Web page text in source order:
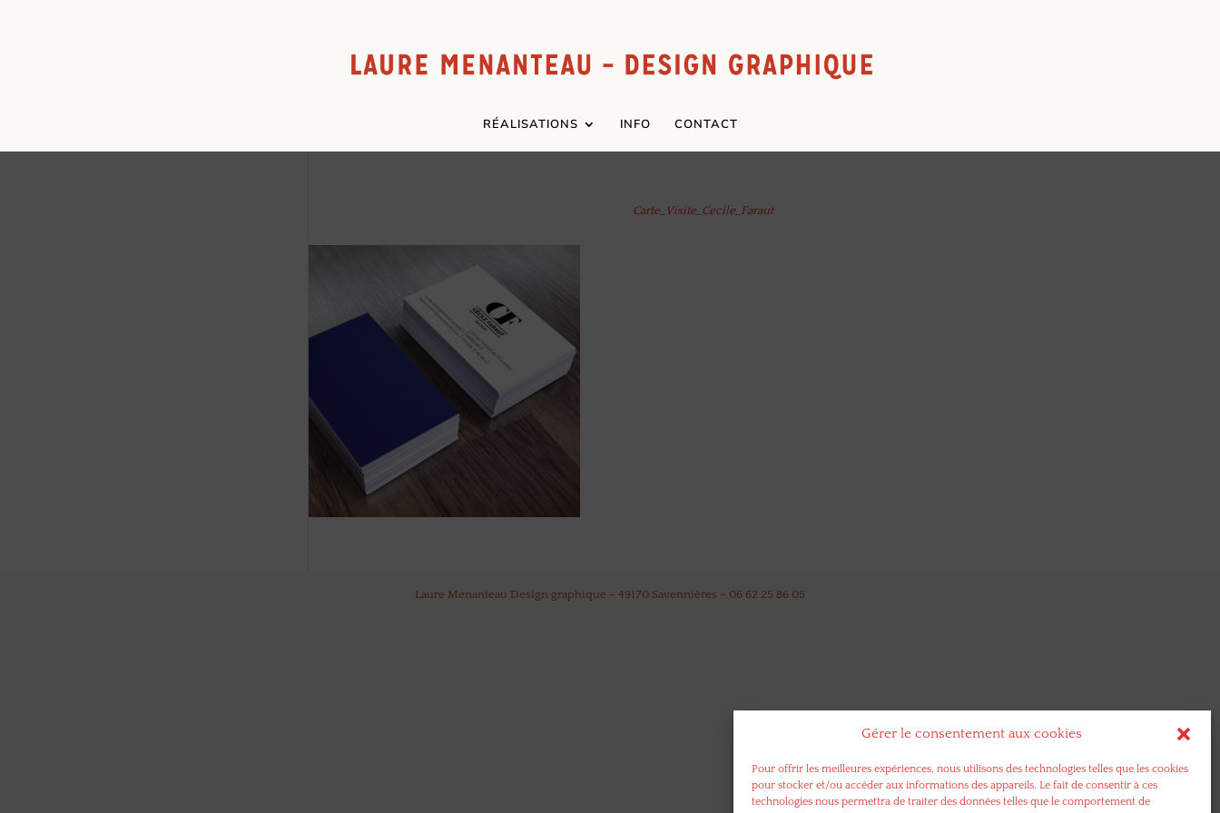
Gérer le consentement aux cookies
Pour offrir les meilleures expériences, nous utilisons des technologies telles que les cookies
pour stocker et/ou accéder aux informations des appareils. Le fait de consentir à ces
technologies nous permettra de traiter des données telles que le comportement de
RÉALISATIONS INFO CONTACT
Carte_Visite_Cecile_Faraut
Laure Menanteau Design graphique – 49170 Savennières – 06 62 25 86 05